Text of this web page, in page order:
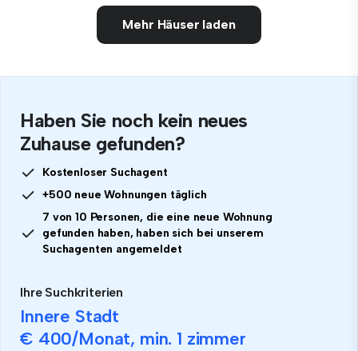
Mehr Häuser laden
Haben Sie noch kein neues
Zuhause gefunden?
Kostenloser Suchagent
+500 neue Wohnungen täglich
7 von 10 Personen, die eine neue Wohnung
gefunden haben, haben sich bei unserem
Suchagenten angemeldet
Ihre Suchkriterien
Innere Stadt
€ 400/Monat, min. 1 zimmer